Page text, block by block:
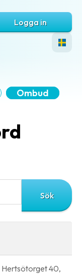
Logga in
Ombud
Hertsötorget 40,